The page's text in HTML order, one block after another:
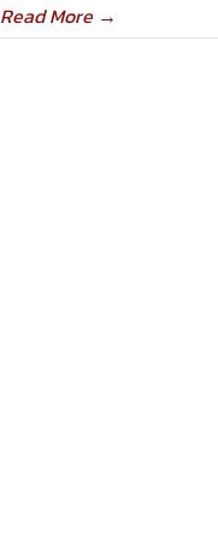
Read More→